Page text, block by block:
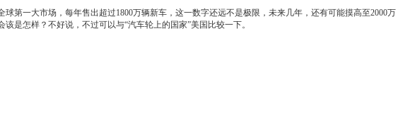
球第一大市场，每年售出超过1800万辆新车 ，这一数字还远不是极限，未来几年，还有可能摸高至2000万
是怎样？不好说，不过可以与“汽车轮上的国家”美国比较一下。